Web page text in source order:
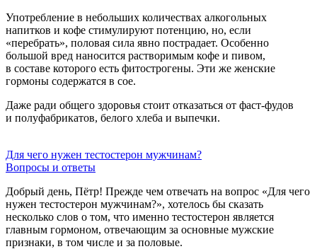
Употребление в небольших количествах алкогольных
напитков и кофе стимулируют потенцию, но, если
«перебрать», половая сила явно пострадает. Особенно
большой вред наносится растворимым кофе и пивом,
в составе которого есть фитострогены. Эти же женские
гормоны содержатся в сое.
Даже ради общего здоровья стоит отказаться от фаст-фудов
и полуфабрикатов, белого хлеба и выпечки.
Для чего нужен тестостерон мужчинам?
Вопросы и ответы
Добрый день, Пётр! Прежде чем отвечать на вопрос «Для чего
нужен тестостерон мужчинам?», хотелось бы сказать
несколько слов о том, что именно тестостерон является
главным гормоном, отвечающим за основные мужские
признаки, в том числе и за половые.